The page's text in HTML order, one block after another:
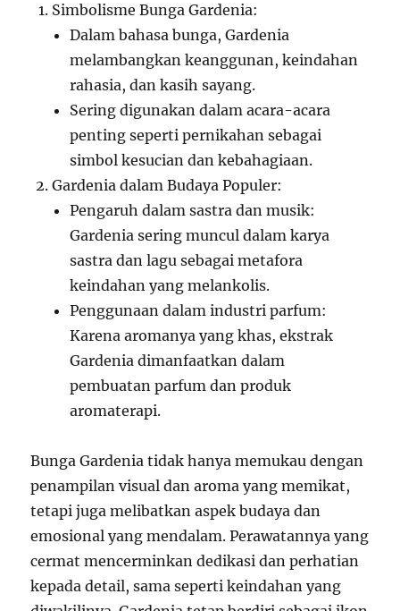
Simbolisme Bunga Gardenia:
Dalam bahasa bunga, Gardenia
melambangkan keanggunan, keindahan
rahasia, dan kasih sayang.
Sering digunakan dalam acara-acara
penting seperti pernikahan sebagai
simbol kesucian dan kebahagiaan.
Gardenia dalam Budaya Populer:
Pengaruh dalam sastra dan musik:
Gardenia sering muncul dalam karya
sastra dan lagu sebagai metafora
keindahan yang melankolis.
Penggunaan dalam industri parfum:
Karena aromanya yang khas, ekstrak
Gardenia dimanfaatkan dalam
pembuatan parfum dan produk
aromaterapi.
Bunga Gardenia tidak hanya memukau dengan
penampilan visual dan aroma yang memikat,
tetapi juga melibatkan aspek budaya dan
emosional yang mendalam. Perawatannya yang
cermat mencerminkan dedikasi dan perhatian
kepada detail, sama seperti keindahan yang